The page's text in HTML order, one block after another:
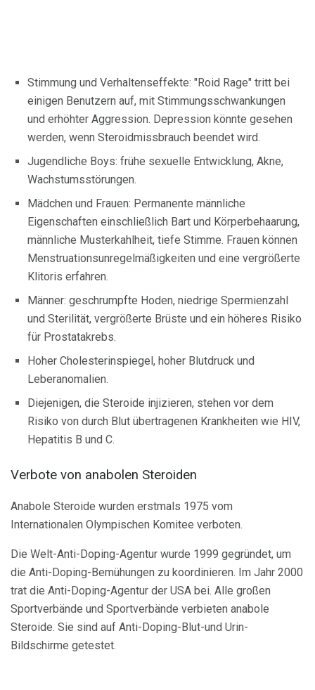
Stimmung und Verhaltenseffekte: "Roid Rage" tritt bei
einigen Benutzern auf, mit Stimmungsschwankungen
und erhöhter Aggression. Depression könnte gesehen
werden, wenn Steroidmissbrauch beendet wird.
Jugendliche Boys: frühe sexuelle Entwicklung, Akne,
Wachstumsstörungen.
Mädchen und Frauen: Permanente männliche
Eigenschaften einschließlich Bart und Körperbehaarung,
männliche Musterkahlheit, tiefe Stimme. Frauen können
Menstruationsunregelmäßigkeiten und eine vergrößerte
Klitoris erfahren.
Männer: geschrumpfte Hoden, niedrige Spermienzahl
und Sterilität, vergrößerte Brüste und ein höheres Risiko
für Prostatakrebs.
Hoher Cholesterinspiegel, hoher Blutdruck und
Leberanomalien.
Diejenigen, die Steroide injizieren, stehen vor dem
Risiko von durch Blut übertragenen Krankheiten wie HIV,
Hepatitis B und C.
Verbote von anabolen Steroiden
Anabole Steroide wurden erstmals 1975 vom
Internationalen Olympischen Komitee verboten.
Die Welt-Anti-Doping-Agentur wurde 1999 gegründet, um
die Anti-Doping-Bemühungen zu koordinieren. Im Jahr 2000
trat die Anti-Doping-Agentur der USA bei. Alle großen
Sportverbände und Sportverbände verbieten anabole
Steroide. Sie sind auf Anti-Doping-Blut-und Urin-
Bildschirme getestet.